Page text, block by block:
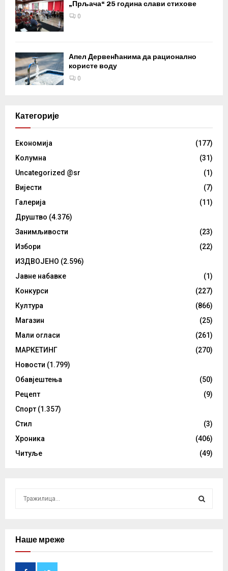
„Прљача“ 25 година слави стихове
0
Апел Дервенћанима да рационално
користе воду
0
Категорије
Eкономија
(177)
Kолумнa
(31)
Uncategorized @sr
(1)
Вијести
(7)
Галерија
(11)
Друштво (4.376)
Занимљивости
(23)
Избори
(22)
ИЗДВОЈЕНО (2.596)
Јавне набавке
(1)
Конкурси
(227)
Култура
(866)
Магазин
(25)
Мали огласи
(261)
МАРКЕТИНГ
(270)
Новости (1.799)
Обавјештења
(50)
Рецепт
(9)
Спорт (1.357)
Стил
(3)
Хроника
(406)
Читуље
(49)
cНаше мреже